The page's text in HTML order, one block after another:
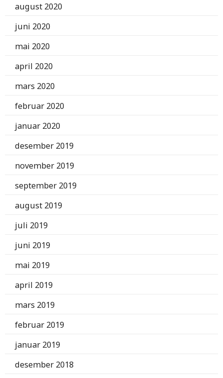
august 2020
juni 2020
mai 2020
april 2020
mars 2020
februar 2020
januar 2020
desember 2019
november 2019
september 2019
august 2019
juli 2019
juni 2019
mai 2019
april 2019
mars 2019
februar 2019
januar 2019
desember 2018